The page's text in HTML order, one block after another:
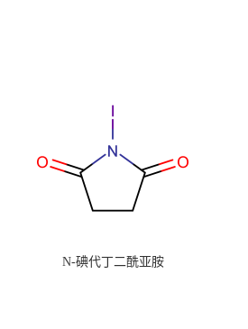
N-碘代丁二酰亚胺